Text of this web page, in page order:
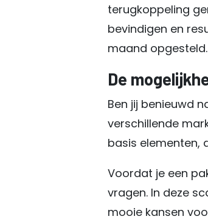
terugkoppeling
bevindigen en
maand opgesteld.
De
Ben jij benieuwd
verschillende
basis elementen,
Voordat je een
vragen. In deze
mooie kansen